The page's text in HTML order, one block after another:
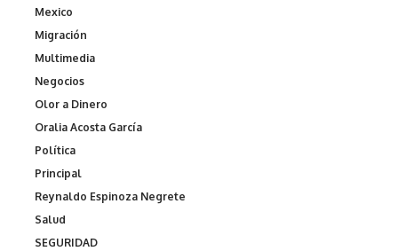
Mexico
Migración
Multimedia
Negocios
Olor a Dinero
Oralia Acosta García
Política
Principal
Reynaldo Espinoza Negrete
Salud
SEGURIDAD